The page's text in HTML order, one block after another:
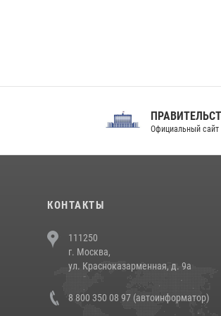
ПРАВИТЕЛЬСТВО РФ
Официальный сайт
КОНТАКТЫ
111250
г. Москва,
ул. Красноказарменная, д. 9а
8 800 350 08 97 (автоинформатор)